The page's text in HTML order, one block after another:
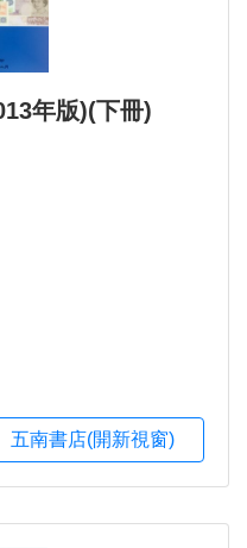
年版)(下冊)
五南書店(開新視窗)